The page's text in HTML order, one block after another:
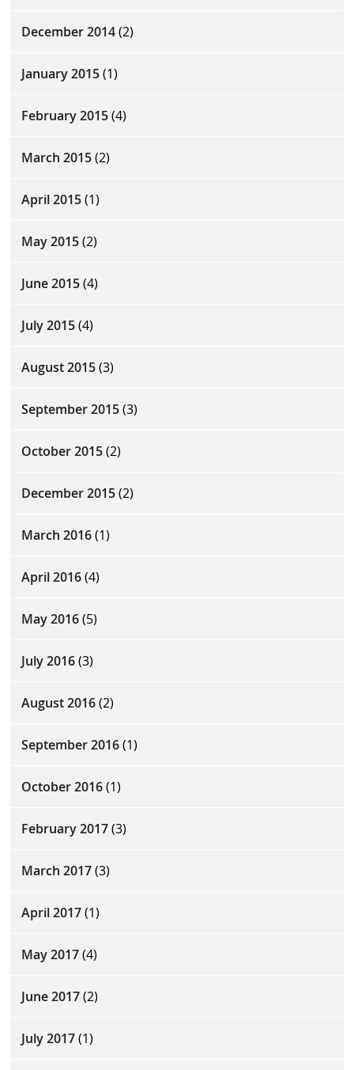
December 2014(2)
January 2015(1)
February 2015(4)
March 2015(2)
April 2015(1)
May 2015(2)
June 2015(4)
July 2015(4)
August 2015(3)
September 2015(3)
October 2015(2)
December 2015(2)
March 2016(1)
April 2016(4)
May 2016(5)
July 2016(3)
August 2016(2)
September 2016(1)
October 2016(1)
February 2017(3)
March 2017(3)
April 2017(1)
May 2017(4)
June 2017(2)
July 2017(1)